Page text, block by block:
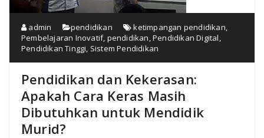
admin pendidikan ketimpangan pendidikan
Pembelajaran Inovatif, pendidikan ,Pendidikan Digital
Pendidikan Tinggi Sistem Pendidikan
Pendidikan dan Kekerasan:
Apakah Cara Keras Masih
Dibutuhkan untuk Mendidik
Murid?